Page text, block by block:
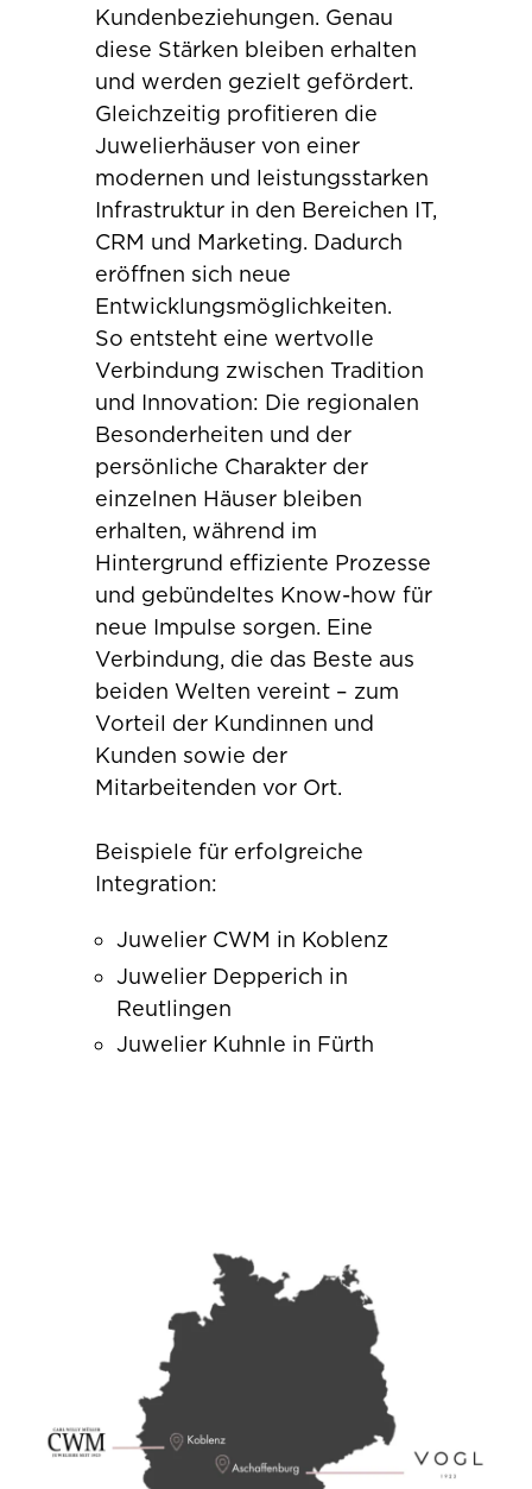
Kundenbeziehungen. Genau
diese Stärken bleiben erhalten
und werden gezielt gefördert.
Gleichzeitig profitieren die
Juwelierhäuser von einer
modernen und leistungsstarken
Infrastruktur in den Bereichen IT,
CRM und Marketing. Dadurch
eröffnen sich neue
Entwicklungsmöglichkeiten.
So entsteht eine wertvolle
Verbindung zwischen Tradition
und Innovation: Die regionalen
Besonderheiten und der
persönliche Charakter der
einzelnen Häuser bleiben
erhalten, während im
Hintergrund effiziente Prozesse
und gebündeltes Know-how für
neue Impulse sorgen. Eine
Verbindung, die das Beste aus
beiden Welten vereint – zum
Vorteil der Kundinnen und
Kunden sowie der
Mitarbeitenden vor Ort.
Beispiele für erfolgreiche
Integration:
Juwelier CWM in Koblenz
Juwelier Depperich in
Reutlingen
Juwelier Kuhnle in Fürth